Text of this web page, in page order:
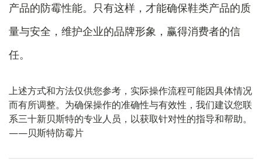
产品的防霉性能。只有这样，才能确保鞋类产品的质
量与安全，维护企业的品牌形象，赢得消费者的信
任。
上述方式和方法仅供您参考，实际操作流程可能因具体情况
而有所调整。为确保操作的准确性与有效性，我们建议您联
系三十新贝斯特的专业人员，以获取针对性的指导和帮助。
——贝斯特防霉片